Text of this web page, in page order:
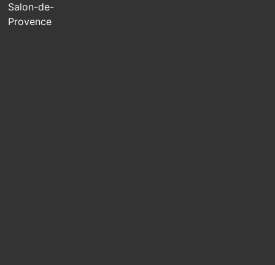
Salon-de-
Provence